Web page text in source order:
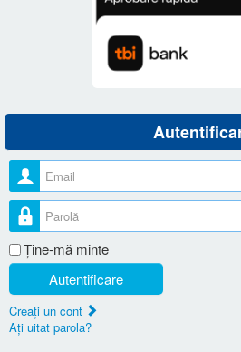
Nume utilizator
Parolă
Ţine-mă minte
Autentificare
Creaţi un cont
Aţi uitat parola?